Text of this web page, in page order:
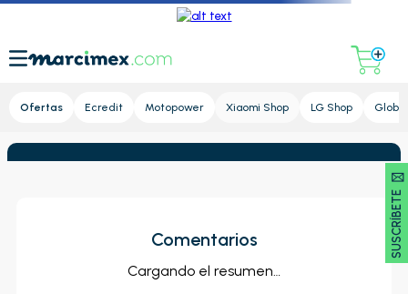
Ofertas Ecredit Motopower Xiaomi Shop LG Shop Global
SUSCRÍBETE 🖂
Comentarios
Cargando el resumen…